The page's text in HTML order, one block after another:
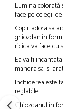
Lumina colorată
face pe colegii
Copiii adora sa
ghiozdan in
ridica va face cu
Ea va fi
mandra sa isi
Inchiderea este
reglabile.
Ghiozdanul în